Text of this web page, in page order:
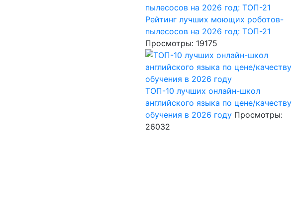
Рейтинг лучших моющих роботов-
пылесосов на 2026 год: ТОП-21
Просмотры: 19175
ТОП-10 лучших онлайн-школ
английского языка по цене/качеству
обучения в 2026 году Просмотры:
26032